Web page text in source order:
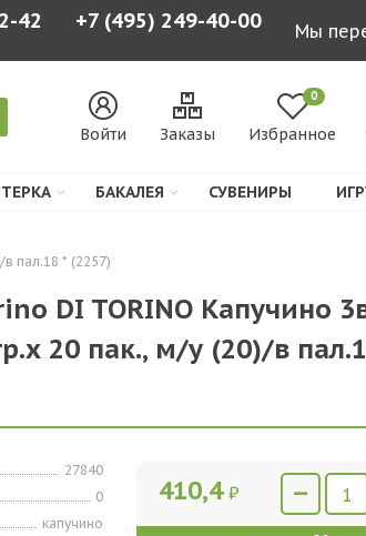
42 +7 (495) 249-40-00 Мы
Войти Заказы
0
Избранное
БАКАЛЕЯ СУВЕНИРЫ
пал.18 * (2257)
DI TORINO Капучино
20 пак., м/у (20)/в
27840
0
капучино
410,4 ₽